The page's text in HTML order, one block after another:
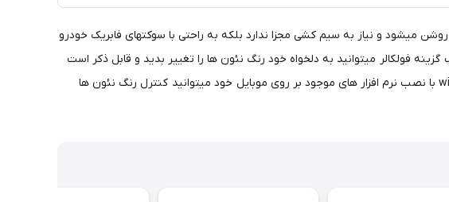
و نیاز به سیم کشی مجزا ندارد بلکه به راحتی با سوکتهای فابریک خودرو
فولکالر میتوانید به دلخواه خود رنگ نئون ها را تغییر بدید و قابل ذکر است
که فولکالر ریموت به همراه یک ریموت جانبی رنگ نئون ها قابل تغییر است و انواع رقص نور ها رو به همراه دارد وفولکار wifi با نصب نرم افزار های موجود بر روی موبایل خود میتوانید کنترل رنگ نئون ها